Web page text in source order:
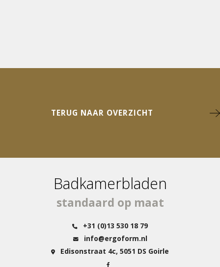
TERUG NAAR OVERZICHT
Badkamerbladen
standaard op maat
+31 (0)13 530 18 79
info@ergoform.nl
Edisonstraat 4c, 5051 DS Goirle